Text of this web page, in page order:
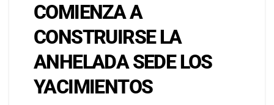
COMIENZA A
CONSTRUIRSE LA
ANHELADA SEDE LOS
YACIMIENTOS